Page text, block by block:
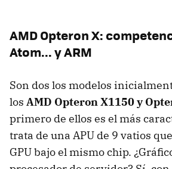
AMD Opteron X:
Atom... y ARM
Son dos los modelos
los AMD Opteron X1150 y
primero de ellos es el más
trata de una APU de 9 vatios
GPU bajo el mismo chip.